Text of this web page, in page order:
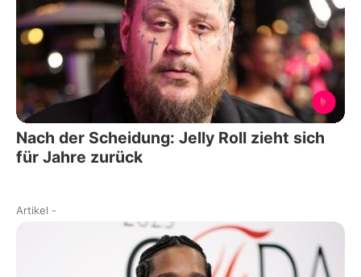
Nach der Scheidung: Jelly Roll zieht sich
für Jahre zurück
Artikel -